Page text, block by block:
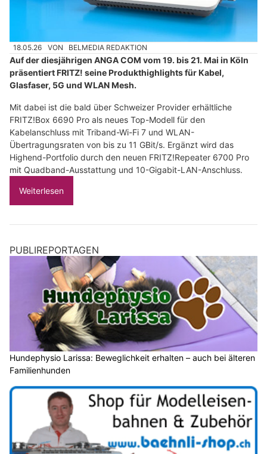
18.05.26 VON BELMEDIA REDAKTION
Auf der diesjährigen ANGA COM vom 19. bis 21. Mai in Köln
präsentiert FRITZ! seine Produkthighlights für Kabel,
Glasfaser, 5G und WLAN Mesh.
Mit dabei ist die bald über Schweizer Provider erhältliche
FRITZ!Box 6690 Pro als neues Top-Modell für den
Kabelanschluss mit Triband-Wi-Fi 7 und WLAN-
Übertragungsraten von bis zu 11 GBit/s. Ergänzt wird das
Highend-Portfolio durch den neuen FRITZ!Repeater 6700 Pro
mit Quadband-Ausstattung und 10-Gigabit-LAN-Anschluss.
Weiterlesen
PUBLIREPORTAGEN
Hundephysio Larissa: Beweglichkeit erhalten – auch bei älteren
Familienhunden